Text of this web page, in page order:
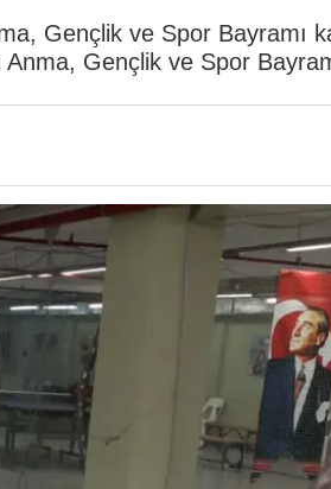
Gençlik ve Spor Bayramı
Gençlik ve Spor